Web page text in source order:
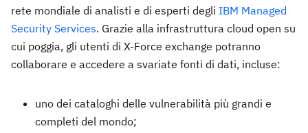
rete mondiale di analisti e di esperti degli IBM Managed
Security Services. Grazie alla infrastruttura cloud open su
cui poggia, gli utenti di X-Force exchange potranno
collaborare e accedere a svariate fonti di dati, incluse:
uno dei cataloghi delle vulnerabilità più grandi e
completi del mondo;